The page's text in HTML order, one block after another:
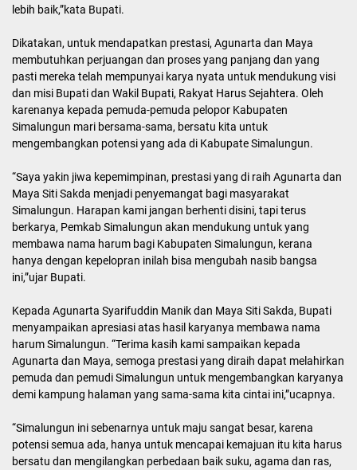
lebih baik,”kata Bupati.
Dikatakan, untuk mendapatkan prestasi, Agunarta dan Maya
membutuhkan perjuangan dan proses yang panjang dan yang
pasti mereka telah mempunyai karya nyata untuk mendukung visi
dan misi Bupati dan Wakil Bupati, Rakyat Harus Sejahtera. Oleh
karenanya kepada pemuda-pemuda pelopor Kabupaten
Simalungun mari bersama-sama, bersatu kita untuk
mengembangkan potensi yang ada di Kabupate Simalungun.
“Saya yakin jiwa kepemimpinan, prestasi yang di raih Agunarta dan
Maya Siti Sakda menjadi penyemangat bagi masyarakat
Simalungun. Harapan kami jangan berhenti disini, tapi terus
berkarya, Pemkab Simalungun akan mendukung untuk yang
membawa nama harum bagi Kabupaten Simalungun, kerana
hanya dengan kepelopran inilah bisa mengubah nasib bangsa
ini,”ujar Bupati.
Kepada Agunarta Syarifuddin Manik dan Maya Siti Sakda, Bupati
menyampaikan apresiasi atas hasil karyanya membawa nama
harum Simalungun. “Terima kasih kami sampaikan kepada
Agunarta dan Maya, semoga prestasi yang diraih dapat melahirkan
pemuda dan pemudi Simalungun untuk mengembangkan karyanya
demi kampung halaman yang sama-sama kita cintai ini,”ucapnya.
“Simalungun ini sebenarnya untuk maju sangat besar, karena
potensi semua ada, hanya untuk mencapai kemajuan itu kita harus
bersatu dan mengilangkan perbedaan baik suku, agama dan ras,